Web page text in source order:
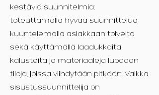
kestäviä suunnitelmia;
toteuttamalla hyvää suunnittelua,
kuuntelemalla asiakkaan toiveita
sekä käyttämällä laadukkaita
kalusteita ja materiaaleja luodaan
tiloja, joissa viihdytään pitkään. Vaikka
sisustussuunnittelija on